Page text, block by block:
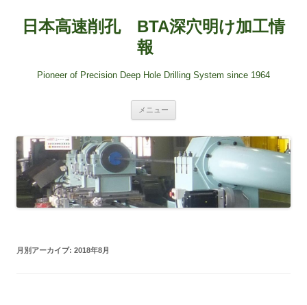
日本高速削孔 BTA深穴明け加工情
報
Pioneer of Precision Deep Hole Drilling System since 1964
メニュー
へ
ス
キ
プ
月別アーカイブ: 2018年8月